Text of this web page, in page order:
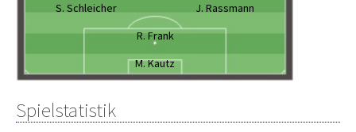
S. Schleicher
J. Rassmann
R. Frank
M. Kautz
Spielstatistik